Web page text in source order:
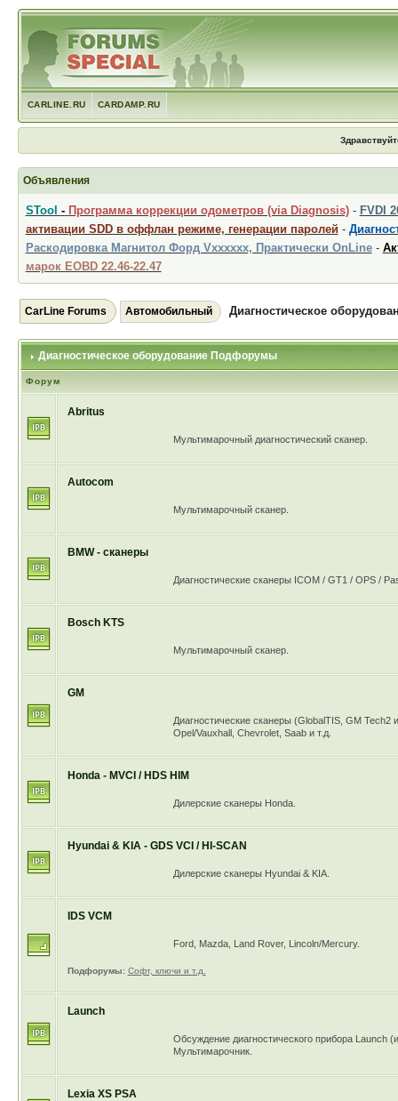
CARLINE.RU CARDAMP.RU
Объявления
STool - Программа коррекции одометров (via Diagnosis)- FVDI
активации SDD в оффлан режиме, генерации паролей -
Раскодировка Магнитол Форд Vxxxxxx, Практически OnLine-
марок EOBD 22.46-22.47
CarLine Forums Автомобильный Диагностическое
Диагностическое оборудование Подфорумы
Форум
Abritus
Мультимарочный диагностический сканер.
Autocom
Мультимарочный сканер.
BMW - сканеры
Диагностические сканеры ICOM / GT1 / OPS /
Bosch KTS
Мультимарочный сканер.
GM
Диагностические сканеры (GlobalTIS, GM Tech2
Opel/Vauxhall, Chevrolet, Saab и т.д.
Honda - MVCI / HDS HIM
Дилерские сканеры Honda.
Hyundai & KIA - GDS VCI / HI-SCAN
Дилерские сканеры Hyundai & KIA.
IDS VCM
Ford, Mazda, Land Rover, Lincoln/Mercury.
Подфорумы: Софт, ключи и т.д.
Launch
Обсуждение диагностического прибора Launch
Мультимарочник.
Lexia XS PSA